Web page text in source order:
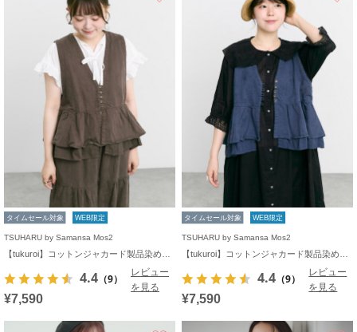
タイムセール対象 WEB限定
TSUHARU by Samansa Mos2
4.4 （9）
レビュー
を見る
¥7,590
タイムセール対象 WEB限定
TSUHARU by Samansa Mos2
4.4 （9）
レビュー
を見る
¥7,590